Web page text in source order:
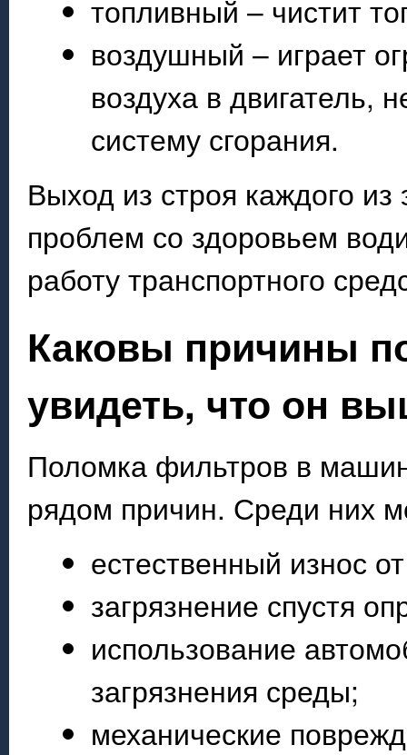
топливный – чистит
воздушный – играет
воздуха в двигатель,
систему сгорания.
Выход из строя каждого
проблем со здоровьем
работу транспортного
Каковы причины
увидеть, что он
Поломка фильтров в
рядом причин. Среди них
естественный износ
загрязнение спустя
использование
загрязнения среды;
механические